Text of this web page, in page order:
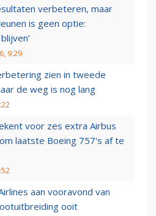
verbeteren, maar
is geen optie:
9:29
zien in tweede
de weg is nog lang
voor zes extra Airbus
laatste Boeing 757's af te
aan vooravond van
ooit